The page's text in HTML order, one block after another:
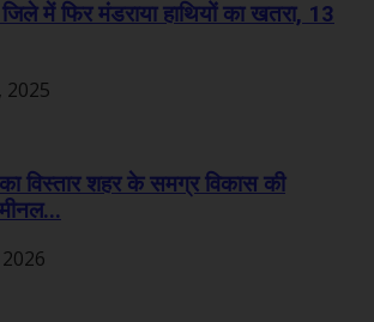
में फिर मंडराया हाथियों का खतरा, 13
2025
विस्तार शहर के समग्र विकास की